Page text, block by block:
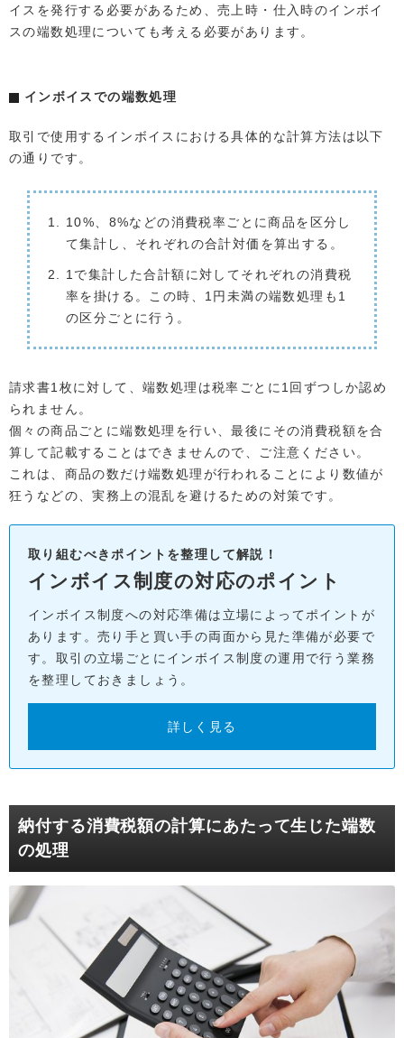
イスを発行する必要があるため、売上時・仕入時のインボイ
スの端数処理についても考える必要があります。
インボイスでの端数処理
取引で使用するインボイスにおける具体的な計算方法は以下
の通りです。
10%、8%などの消費税率ごとに商品を区分し
て集計し、それぞれの合計対価を算出する。
1で集計した合計額に対してそれぞれの消費税
率を掛ける。この時、1円未満の端数処理も1
の区分ごとに行う。
請求書1枚に対して、端数処理は税率ごとに1回ずつしか認め
られません。
個々の商品ごとに端数処理を行い、最後にその消費税額を合
算して記載することはできませんので、ご注意ください。
これは、商品の数だけ端数処理が行われることにより数値が
狂うなどの、実務上の混乱を避けるための対策です。
取り組むべきポイントを整理して解説！
インボイス制度の対応のポイント
インボイス制度への対応準備は立場によってポイントが
あります。売り手と買い手の両面から見た準備が必要で
す。取引の立場ごとにインボイス制度の運用で行う業務
を整理しておきましょう。
詳しく見る
納付する消費税額の計算にあたって生じた端数
の処理